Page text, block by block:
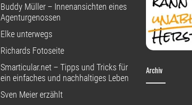
Buddy Müller – Innenansichten eines
Agenturgenossen
Elke unterwegs
Richards Fotoseite
Smarticular.net – Tipps und Tricks für
ein einfaches und nachhaltiges Leben
Sven Meier erzählt
Archiv